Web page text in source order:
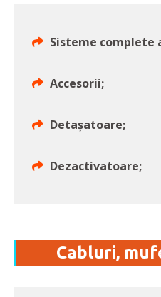
Sisteme
Accesorii;
Detașatoare;
Dezactivatoare;
Cabluri,